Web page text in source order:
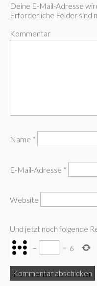
Deine E-Mail-Adresse
Erforderliche Felder sind
Kommentar
Name *
E-Mail-Adresse *
Website
Und jetzt noch folgende
− = 6